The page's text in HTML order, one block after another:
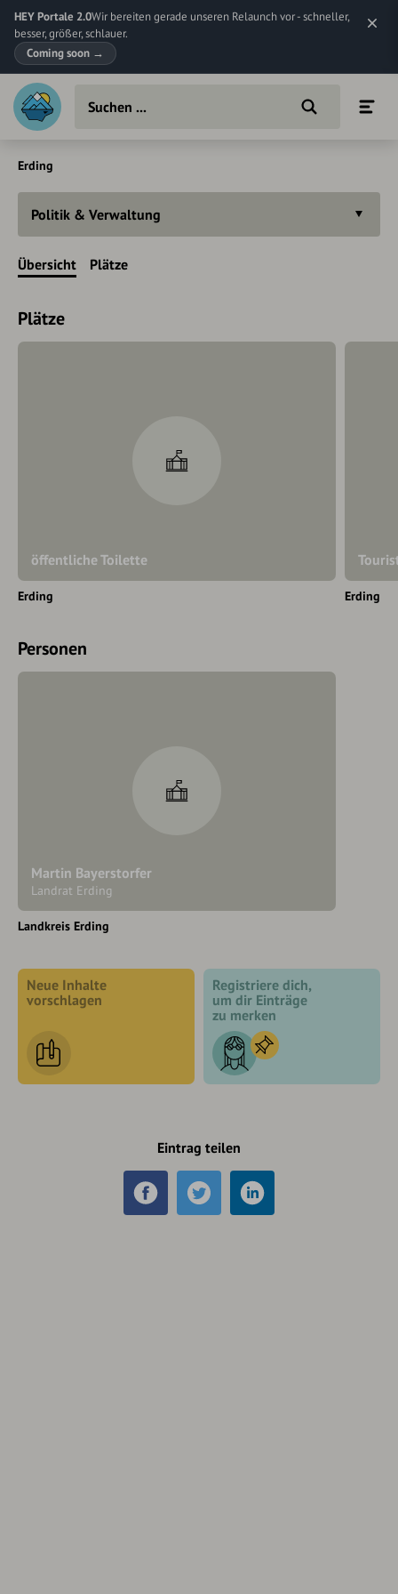
HEY Portale 2.0Wir bereiten gerade unseren Relaunch vor - schneller,
besser, größer, schlauer.
Coming soon →
Erding
Politik & Verwaltung
Übersicht Plätze
Plätze
öffentliche Toilette
Erding Erding
Personen
Martin Bayerstorfer
Landrat Erding
Landkreis Erding
Neue Inhalte
vorschlagen
Registriere dich,
um dir Einträge
zu merken
Eintrag teilen